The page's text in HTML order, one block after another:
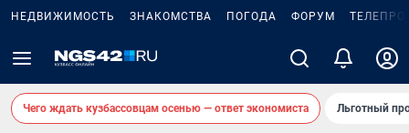
НЕДВИЖИМОСТЬ ЗНАКОМСТВА ПОГОДА ФОРУМ
Чего ждать кузбассовцам осенью — ответ экономиста Льготный